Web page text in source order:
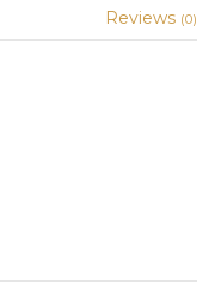
Reviews (0)